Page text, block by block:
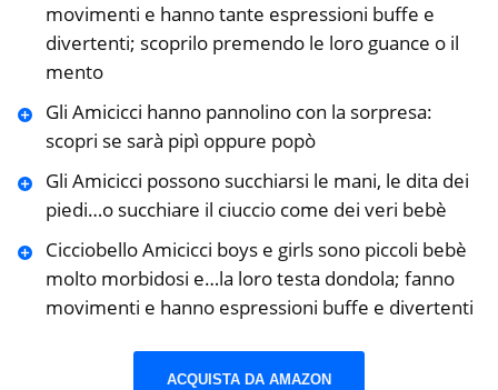
movimenti e hanno tante espressioni buffe e
divertenti; scoprilo premendo le loro guance o il
mento
Gli Amicicci hanno pannolino con la sorpresa:
scopri se sarà pipì oppure popò
Gli Amicicci possono succhiarsi le mani, le dita dei
piedi…o succhiare il ciuccio come dei veri bebè
Cicciobello Amicicci boys e girls sono piccoli bebè
molto morbidosi e…la loro testa dondola; fanno
movimenti e hanno espressioni buffe e divertenti
ACQUISTA DA AMAZON